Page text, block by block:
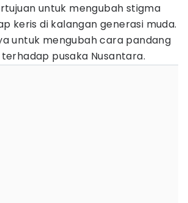
untuk mengubah stigma
keris di kalangan generasi muda.
untuk mengubah cara pandang
pusaka Nusantara.